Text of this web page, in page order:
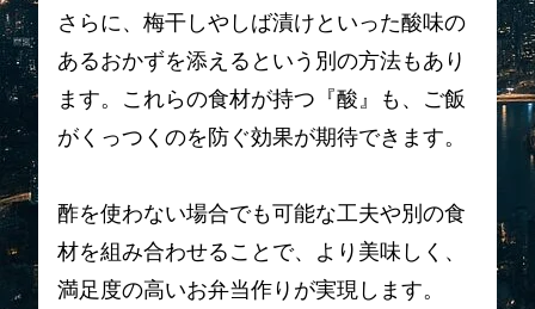
さらに、梅干しやしば漬けといった酸味の
あるおかずを添えるという別の方法もあり
ます。これらの食材が持つ『酸』も、ご飯
がくっつくのを防ぐ効果が期待できます。
酢を使わない場合でも可能な工夫や別の食
材を組み合わせることで、より美味しく、
満足度の高いお弁当作りが実現します。